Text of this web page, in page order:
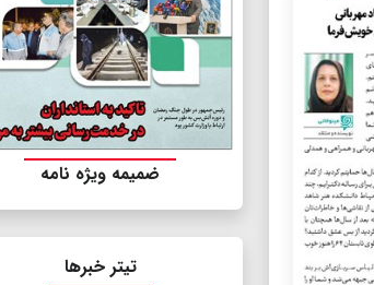
ضمیمه ویژه نامه
تیتر خبرها